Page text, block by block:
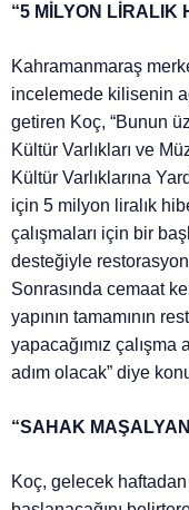
“5 MİLYON LİRALIK
Kahramanmaraş
incelemede kilisenin
getiren Koç, “Bunun
Kültür Varlıkları ve
Kültür Varlıklarına
için 5 milyon liralık
çalışmaları için bir
desteğiyle
Sonrasında cemaat
yapının tamamının
yapacağımız
adım olacak” diye
“SAHAK
Koç, gelecek